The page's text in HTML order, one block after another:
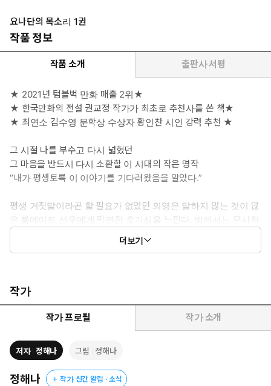
요나단의 목소리 1권
작품 정보
작품 소개 출판사 서평
★ 2021년 텀블벅 만화 매출 2위★
★ 한국만화의 전설 권교정 작가가 최초로 추천사를 쓴 책★
★ 최연소 김수영 문학상 수상자 황인찬 시인 강력 추천 ★
그 시절 나를 부수고 다시 넓혔던
그 마음을 반드시 다시 소환할 이 시대의 작은 명작
“내가 평생토록 이 이야기를 기다려왔음을 알았다.”
평생 거짓말이라곤 할 필요가 없었던 의영은 말하지 않는 것이 많
은 룸메이트 선우에게 막연한 호기심을 느낀다. 방에서는 무사처
럼 공부하고 채플에서 천사 같은 목소리로 노래하는 그 소년은
살아간다기보다 참아내고 있는 것 같았다. 그렇게 의영은 처음 알
독립연재 플랫폼 딜리헙에서 거친 스케치처럼 다가오는 작화로
연재되기 시작한 『요나단의 목소리』가 자극적인 소재 하나 없
이 크라우드 펀딩 대박에까지 이른 것은 오로지 입소문의 힘이었
다. ‘후유증을 남기는 만화’이자 ‘갓작’으로 널리 회자되었으며 단
행본 출간 문의가 빗발쳤던 이 작품이, 원작자에 의한 수채화 채
색을 입고 한층 깊어진 감성으로 독자들을 다시 만난다.
더보기
작가
작가 프로필 작가 소개
저자 정해나 그림 정해나
정해나 작가 신간 알림 · 소식